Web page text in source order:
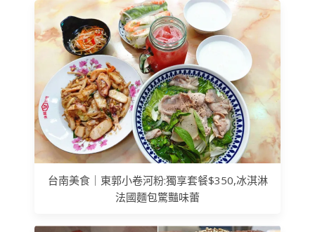
台南美食｜東郭小卷河粉:獨享套餐$350,冰淇淋
法國麵包驚豔味蕾